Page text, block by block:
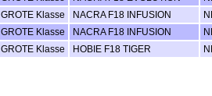
GROTE Klasse NACRA F18 INFUSION
GROTE Klasse NACRA F18 INFUSION
GROTE Klasse HOBIE F18 TIGER